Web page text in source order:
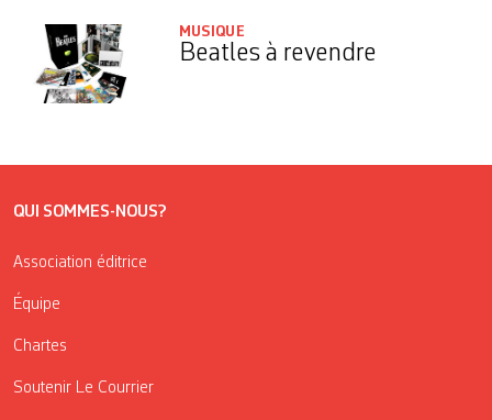
MUSIQUE
Beatles à revendre
QUI SOMMES-NOUS?
Association éditrice
Équipe
Chartes
Soutenir Le Courrier